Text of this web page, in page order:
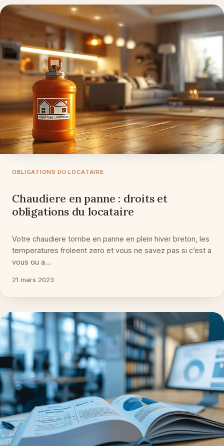
OBLIGATIONS DU LOCATAIRE
Chaudiere en panne : droits et
obligations du locataire
Votre chaudiere tombe en panne en plein hiver breton, les
temperatures froleent zero et vous ne savez pas si c’est a
vous ou a…
21 mars 2023